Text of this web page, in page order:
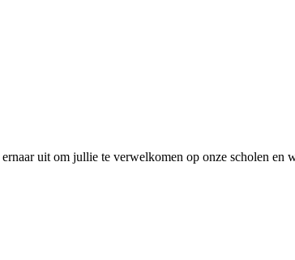
uit om jullie te verwelkomen op onze scholen en